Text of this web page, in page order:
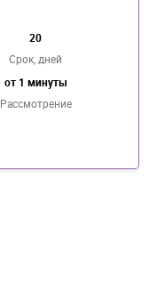
20
Срок, дней
от 1 минуты
Рассмотрение